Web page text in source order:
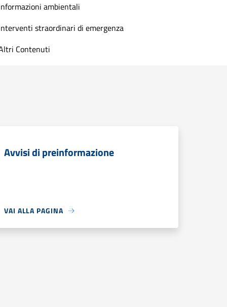
ambientali
straordinari di emergenza
Contenuti
Avvisi di preinformazione
VAI ALLA PAGINA